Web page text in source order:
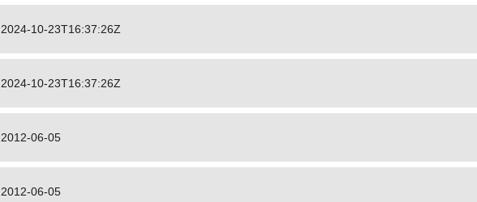
2024-10-23T16:37:26Z
2024-10-23T16:37:26Z
2012-06-05
2012-06-05